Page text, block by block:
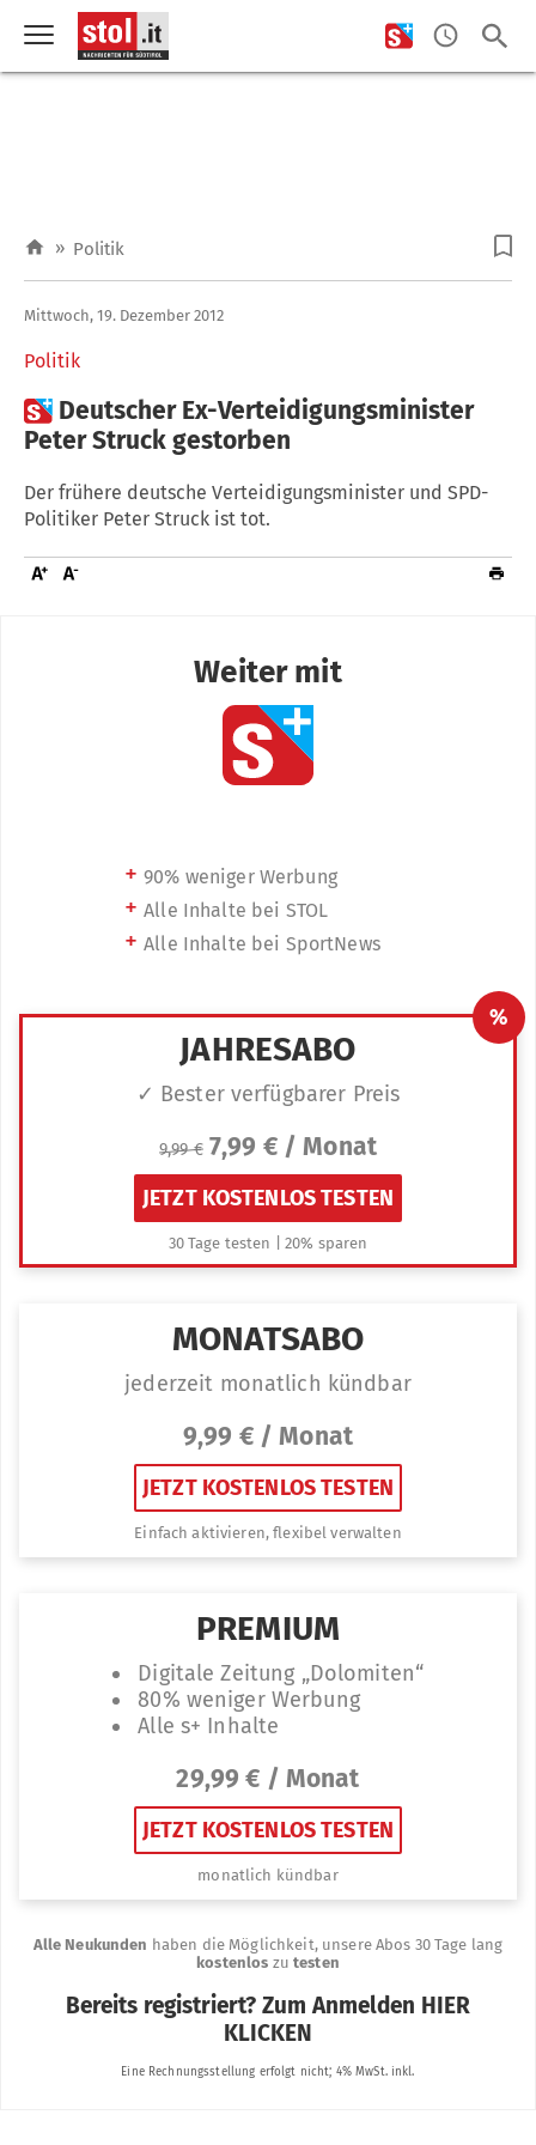
» Politik
Politik
Mittwoch, 19. Dezember 2012
 Deutscher Ex-Verteidigungsminister
Peter Struck gestorben
Der frühere deutsche Verteidigungsminister und SPD-
Politiker Peter Struck ist tot.